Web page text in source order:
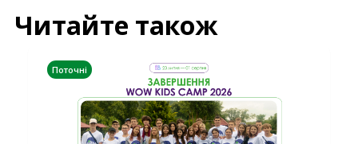
Читайте також
Поточні